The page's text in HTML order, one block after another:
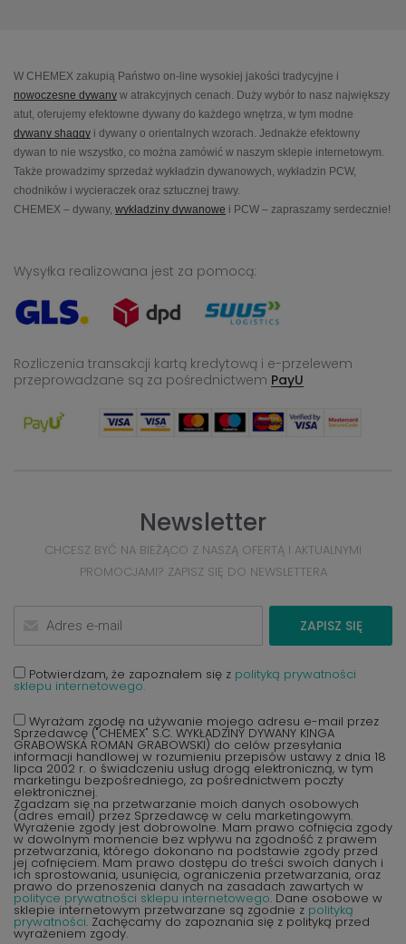
W CHEMEX zakupią Państwo on-line wysokiej jakości tradycyjne i
nowoczesne dywany w atrakcyjnych cenach. Duży wybór to nasz największy
atut, oferujemy efektowne dywany do każdego wnętrza, w tym modne
dywany shaggy i dywany o orientalnych wzorach. Jednakże efektowny
dywan to nie wszystko, co można zamówić w naszym sklepie internetowym.
Także prowadzimy sprzedaż wykładzin dywanowych, wykładzin PCW,
chodników i wycieraczek oraz sztucznej trawy.
CHEMEX – dywany, wykładziny dywanowe i PCW – zapraszamy serdecznie!
Wysyłka realizowana jest za pomocą:
Rozliczenia transakcji kartą kredytową i e-przelewem
przeprowadzane są za pośrednictwem PayU
Newsletter
CHCESZ BYĆ NA BIEŻĄCO Z NASZĄ OFERTĄ I AKTUALNYMI
PROMOCJAMI? ZAPISZ SIĘ DO NEWSLETTERA
ZAPISZ SIĘ
Potwierdzam, że zapoznałem się z polityką prywatności
sklepu internetowego.
Wyrażam zgodę na używanie mojego adresu e-mail przez
Sprzedawcę ("CHEMEX" S.C. WYKŁADZINY DYWANY KINGA
GRABOWSKA ROMAN GRABOWSKI) do celów przesyłania
informacji handlowej w rozumieniu przepisów ustawy z dnia 18
lipca 2002 r. o świadczeniu usług drogą elektroniczną, w tym
marketingu bezpośredniego, za pośrednictwem poczty
elektronicznej.
Zgadzam się na przetwarzanie moich danych osobowych
(adres email) przez Sprzedawcę w celu marketingowym.
Wyrażenie zgody jest dobrowolne. Mam prawo cofnięcia zgody
w dowolnym momencie bez wpływu na zgodność z prawem
przetwarzania, którego dokonano na podstawie zgody przed
jej cofnięciem. Mam prawo dostępu do treści swoich danych i
ich sprostowania, usunięcia, ograniczenia przetwarzania, oraz
prawo do przenoszenia danych na zasadach zawartych w
polityce prywatności sklepu internetowego. Dane osobowe w
sklepie internetowym przetwarzane są zgodnie z polityką
prywatności. Zachęcamy do zapoznania się z polityką przed
wyrażeniem zgody.